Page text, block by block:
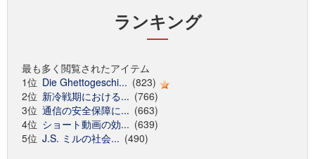
ランキング
最も多く閲覧されたアイテム
1位 Die Ghettogeschi... (823)
2位 新冷戦期における... (766)
3位 通信の安全保障に... (663)
4位 ショート動画の効... (639)
5位 J.S. ミルの社会... (490)